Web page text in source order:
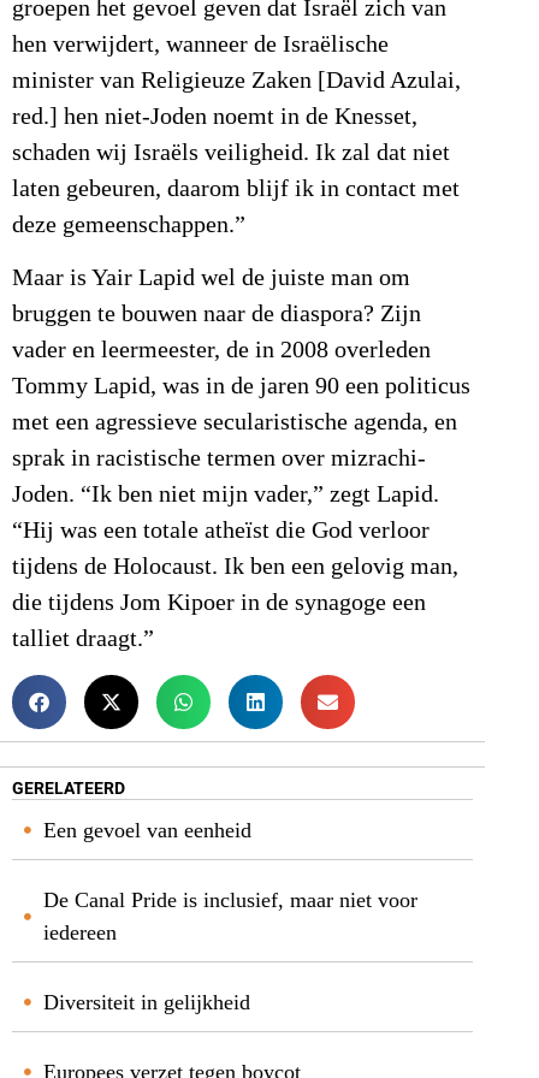
groepen het gevoel geven dat Israël zich van
hen verwijdert, wanneer de Israëlische
minister van Religieuze Zaken [David Azulai,
red.] hen niet-Joden noemt in de Knesset,
schaden wij Israëls veiligheid. Ik zal dat niet
laten gebeuren, daarom blijf ik in contact met
deze gemeenschappen.”
Maar is Yair Lapid wel de juiste man om
bruggen te bouwen naar de diaspora? Zijn
vader en leermeester, de in 2008 overleden
Tommy Lapid, was in de jaren 90 een politicus
met een agressieve secularistische agenda, en
sprak in racistische termen over mizrachi-
Joden. “Ik ben niet mijn vader,” zegt Lapid.
“Hij was een totale atheïst die God verloor
tijdens de Holocaust. Ik ben een gelovig man,
die tijdens Jom Kipoer in de synagoge een
talliet draagt.”
GERELATEERD
Een gevoel van eenheid
De Canal Pride is inclusief, maar niet voor
iedereen
Diversiteit in gelijkheid
Europees verzet tegen boycot